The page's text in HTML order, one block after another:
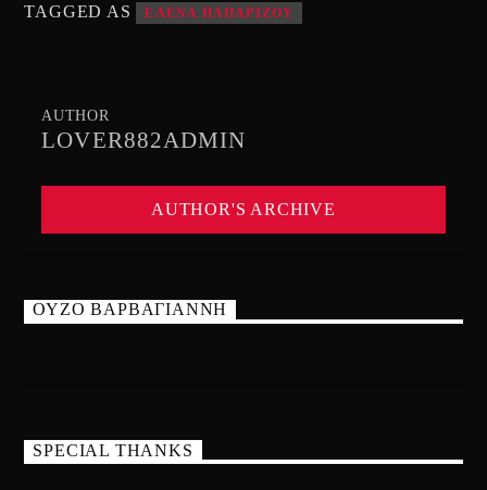
TAGGED AS ΕΛΕΝΑ ΠΑΠΑΡΙΖΟΥ
AUTHOR
LOVER882ADMIN
AUTHOR'S ARCHIVE
ΟΥΖΟ ΒΑΡΒΑΓΙΑΝΝΗ
SPECIAL THANKS